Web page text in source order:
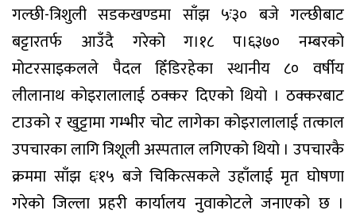
गल्छी-त्रिशुली सडकखण्डमा साँझ ५ः३० बजे गल्छीबाट
बट्टारतर्फ आउँदै गरेको ग।१८ प।६३७० नम्बरको
मोटरसाइकलले पैदल हिँडिरहेका स्थानीय ८० वर्षीय
लीलानाथ कोइरालालाई ठक्कर दिएको थियो । ठक्करबाट
टाउको र खुट्टामा गम्भीर चोट लागेका कोइरालालाई तत्काल
उपचारका लागि त्रिशूली अस्पताल लगिएको थियो । उपचारकै
क्रममा साँझ ६ः१५ बजे चिकित्सकले उहाँलाई मृत घोषणा
गरेको जिल्ला प्रहरी कार्यालय नुवाकोटले जनाएको छ ।